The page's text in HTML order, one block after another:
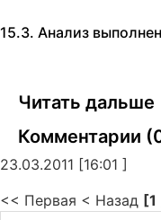
15.3. Анализ
Читать дальше
Комментарии
23.03.2011 [16:01 ]
<< Первая < Назад [1